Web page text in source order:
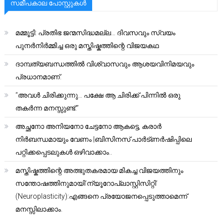
സമീപകാല പോസ്റ്റുകൾ
മമ്മൂട്ടി: പ്രതിഭ ജന്മസിദ്ധമല്ല… ദിവസവും സ്വയം
പുനർനിർമ്മിച്ച ഒരു മസ്തിഷ്കത്തിന്റെ വിജയകഥ
ദാമ്പത്യബന്ധത്തിൽ വിശ്വാസവും ആശയവിനിമയവും
പ്രധാനമാണ്.
“അവൾ ചിരിക്കുന്നു… പക്ഷേ ആ ചിരിക്ക് പിന്നിൽ ഒരു
തകർന്ന മനസ്സുണ്ട്.”
അച്ഛനോ അനിയനോ ചേട്ടനോ ആകട്ടെ, കരാർ
നിർബന്ധമായും വേണം |ബിസിനസ് പാർട്ണർഷിപ്പിലെ
പറ്റിക്കപ്പെടലുകൾ ഒഴിവാക്കാം..
മസ്തിഷ്കത്തിന്റെ അത്ഭുതകരമായ മികച്ച വിജയത്തിനും
സന്തോഷത്തിനുമായി’ന്യൂറോപ്ലാസ്റ്റിസിറ്റി’
(Neuroplasticity):എങ്ങനെ പ്രയോജനപ്പെടുത്താമെന്ന്
മനസ്സിലാക്കാം.